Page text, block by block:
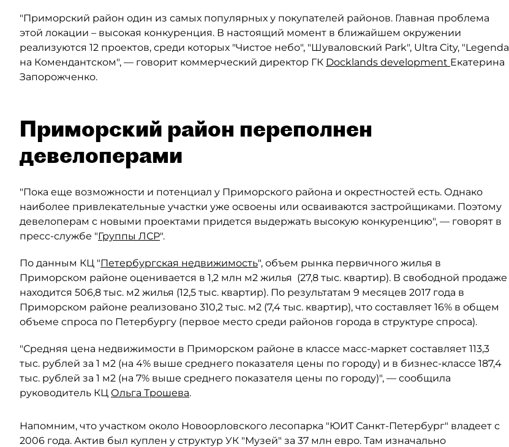
"Приморский район один из самых популярных у покупателей районов. Главная проблема
этой локации – высокая конкуренция. В настоящий момент в ближайшем окружении
реализуются 12 проектов, среди которых "Чистое небо", "Шуваловский Park", Ultra City, "Legenda
на Комендантском", — говорит коммерческий директор ГК Docklands development Екатерина
Запорожченко.
Приморский район переполнен
девелоперами
"Пока еще возможности и потенциал у Приморского района и окрестностей есть. Однако
наиболее привлекательные участки уже освоены или осваиваются застройщиками. Поэтому
девелоперам с новыми проектами придется выдержать высокую конкуренцию", — говорят в
пресс-службе "Группы ЛСР".
По данным КЦ "Петербургская недвижимость", объем рынка первичного жилья в
Приморском районе оценивается в 1,2 млн м2 жилья (27,8 тыс. квартир). В свободной продаже
находится 506,8 тыс. м2 жилья (12,5 тыс. квартир). По результатам 9 месяцев 2017 года в
Приморском районе реализовано 310,2 тыс. м2 (7,4 тыс. квартир), что составляет 16% в общем
объеме спроса по Петербургу (первое место среди районов города в структуре спроса).
"Средняя цена недвижимости в Приморском районе в классе масс-маркет составляет 113,3
тыс. рублей за 1 м2 (на 4% выше среднего показателя цены по городу) и в бизнес-классе 187,4
тыс. рублей за 1 м2 (на 7% выше среднего показателя цены по городу)", — сообщила
руководитель КЦ Ольга Трошева.
Напомним, что участком около Новоорловского лесопарка "ЮИТ Санкт-Петербург" владеет с
2006 года. Актив был куплен у структур УК "Музей" за 37 млн евро. Там изначально